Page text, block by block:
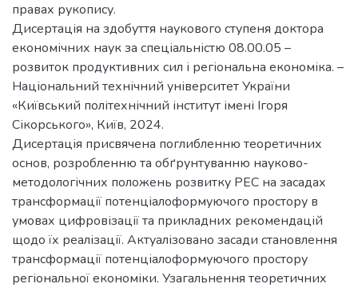
правах рукопису.
Дисертація на здобуття наукового ступеня доктора
економічних наук за спеціальністю 08.00.05 –
розвиток продуктивних сил і регіональна економіка. –
Національний технічний університет України
«Київський політехнічний інститут імені Ігоря
Сікорського», Київ, 2024.
Дисертація присвячена поглибленню теоретичних
основ, розробленню та обґрунтуванню науково-
методологічних положень розвитку РЕС на засадах
трансформації потенціалоформуючого простору в
умовах цифровізації та прикладних рекомендацій
щодо їх реалізації. Актуалізовано засади становлення
трансформації потенціалоформуючого простору
регіональної економіки. Узагальнення теоретичних